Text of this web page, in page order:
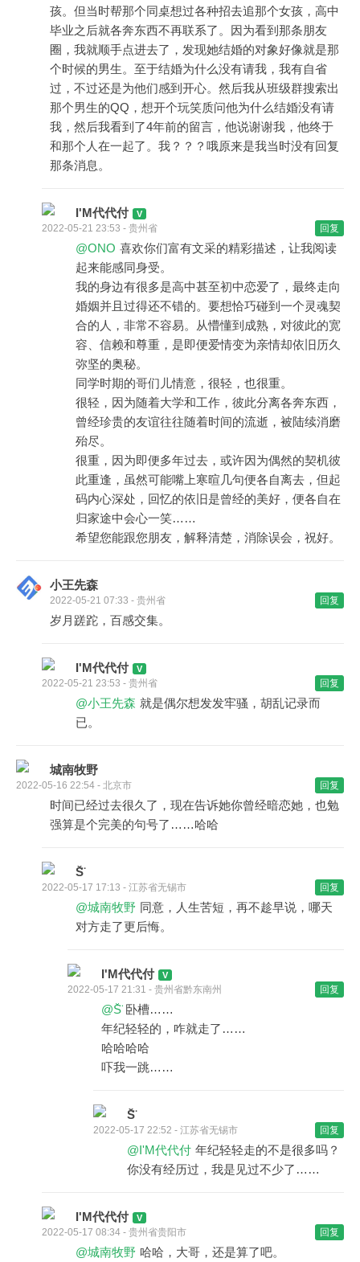
孩。但当时帮那个同桌想过各种招去追那个女孩，高中
毕业之后就各奔东西不再联系了。因为看到那条朋友
圈，我就顺手点进去了，发现她结婚的对象好像就是那
个时候的男生。至于结婚为什么没有请我，我有自省
过，不过还是为他们感到开心。然后我从班级群搜索出
那个男生的QQ，想开个玩笑质问他为什么结婚没有请
我，然后我看到了4年前的留言，他说谢谢我，他终于
和那个人在一起了。我？？？哦原来是我当时没有回复
那条消息。
I'M代代付
2022-05-21 23:53 - 贵州省 回复
@ONO 喜欢你们富有文采的精彩描述，让我阅读
起来能感同身受。
我的身边有很多是高中甚至初中恋爱了，最终走向
婚姻并且过得还不错的。要想恰巧碰到一个灵魂契
合的人，非常不容易。从懵懂到成熟，对彼此的宽
容、信赖和尊重，是即便爱情变为亲情却依旧历久
弥坚的奥秘。
同学时期的哥们儿情意，很轻，也很重。
很轻，因为随着大学和工作，彼此分离各奔东西，
曾经珍贵的友谊往往随着时间的流逝，被陆续消磨
殆尽。
很重，因为即便多年过去，或许因为偶然的契机彼
此重逢，虽然可能嘴上寒暄几句便各自离去，但起
码内心深处，回忆的依旧是曾经的美好，便各自在
归家途中会心一笑……
希望您能跟您朋友，解释清楚，消除误会，祝好。
小王先森
2022-05-21 07:33 - 贵州省 回复
岁月蹉跎，百感交集。
I'M代代付
2022-05-21 23:53 - 贵州省 回复
@小王先森 就是偶尔想发发牢骚，胡乱记录而
已。
城南牧野
2022-05-16 22:54 - 北京市 回复
时间已经过去很久了，现在告诉她你曾经暗恋她，也勉
强算是个完美的句号了……哈哈
S̆̈
2022-05-17 17:13 - 江苏省无锡市 回复
@城南牧野 同意，人生苦短，再不趁早说，哪天
对方走了更后悔。
I'M代代付
2022-05-17 21:31 - 贵州省黔东南州 回复
@S̆̈ 卧槽……
年纪轻轻的，咋就走了……
哈哈哈哈
吓我一跳……
S̆̈
2022-05-17 22:52 - 江苏省无锡市 回复
@I'M代代付 年纪轻轻走的不是很多吗？
你没有经历过，我是见过不少了……
I'M代代付
2022-05-17 08:34 - 贵州省贵阳市 回复
@城南牧野 哈哈，大哥，还是算了吧。